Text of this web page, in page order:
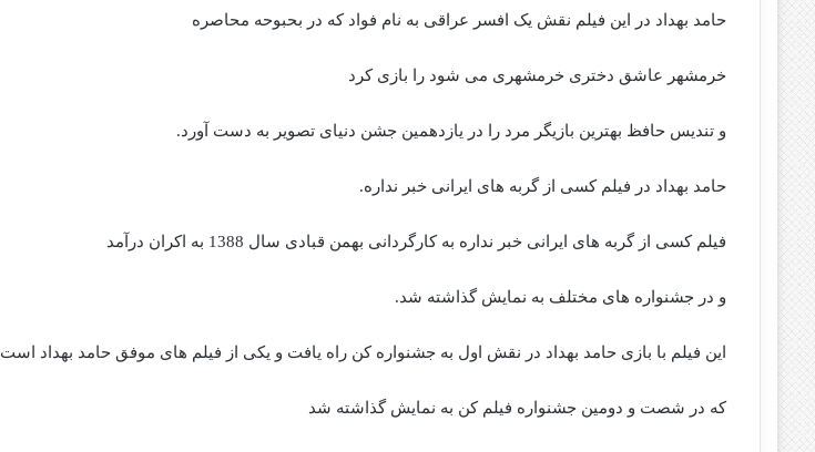
حامد بهداد در این فیلم نقش یک افسر عراقی به نام فواد که در بحبوحه محاصره
خرمشهر عاشق دختری خرمشهری می شود را بازی کرد
و تندیس حافظ بهترین بازیگر مرد را در یازدهمین جشن دنیای تصویر به دست آورد.
حامد بهداد در فیلم کسی از گربه های ایرانی خبر نداره.
فیلم کسی از گربه های ایرانی خبر نداره به کارگردانی بهمن قبادی سال 1388 به اکران درآمد
و در جشنواره های مختلف به نمایش گذاشته شد.
این فیلم با بازی حامد بهداد در نقش اول به جشنواره کن راه یافت و یکی از فیلم های موفق حامد بهداد است
که در شصت و دومین جشنواره فیلم کن به نمایش گذاشته شد